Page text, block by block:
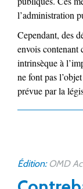
l’administration
Cependant, des
envois contenant
intrinsèque à
ne font pas
prévue par la
Édition: OMD